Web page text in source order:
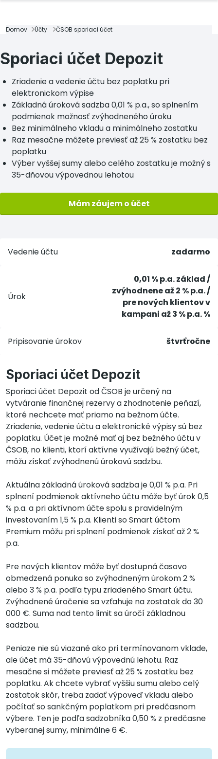
Domov Účty ČSOB sporiaci účet
Sporiaci účet Depozit
Zriadenie a vedenie účtu bez poplatku pri
elektronickom výpise
Základná úroková sadzba 0,01 % p.a., so splnením
podmienok možnosť zvýhodneného úroku
Bez minimálneho vkladu a minimálneho zostatku
Raz mesačne môžete previesť až 25 % zostatku bez
poplatku
Výber vyššej sumy alebo celého zostatku je možný s
35-dňovou výpovednou lehotou
Mám záujem o účet
Vedenie účtu zadarmo
Úrok
0,01 % p.a. základ /
zvýhodnene až 2 % p.a. /
pre nových klientov v
kampani až 3 % p.a. %
Pripisovanie úrokov štvrťročne
Sporiaci účet Depozit
Sporiaci účet Depozit od ČSOB je určený na
vytváranie finančnej rezervy a zhodnotenie peňazí,
ktoré nechcete mať priamo na bežnom účte.
Zriadenie, vedenie účtu a elektronické výpisy sú bez
poplatku. Účet je možné mať aj bez bežného účtu v
ČSOB, no klienti, ktorí aktívne využívajú bežný účet,
môžu získať zvýhodnenú úrokovú sadzbu.
Aktuálna základná úroková sadzba je 0,01 % p.a. Pri
splnení podmienok aktívneho účtu môže byť úrok 0,5
% p.a. a pri aktívnom účte spolu s pravidelným
investovaním 1,5 % p.a. Klienti so Smart účtom
Premium môžu pri splnení podmienok získať až 2 %
p.a.
Pre nových klientov môže byť dostupná časovo
obmedzená ponuka so zvýhodneným úrokom 2 %
alebo 3 % p.a. podľa typu zriadeného Smart účtu.
Zvýhodnené úročenie sa vzťahuje na zostatok do 30
000 €. Suma nad tento limit sa úročí základnou
sadzbou.
Peniaze nie sú viazané ako pri termínovanom vklade,
ale účet má 35-dňovú výpovednú lehotu. Raz
mesačne si môžete previesť až 25 % zostatku bez
poplatku. Ak chcete vybrať vyššiu sumu alebo celý
zostatok skôr, treba zadať výpoveď vkladu alebo
počítať so sankčným poplatkom pri predčasnom
výbere. Ten je podľa sadzobníka 0,50 % z predčasne
vyberanej sumy, minimálne 6 €.